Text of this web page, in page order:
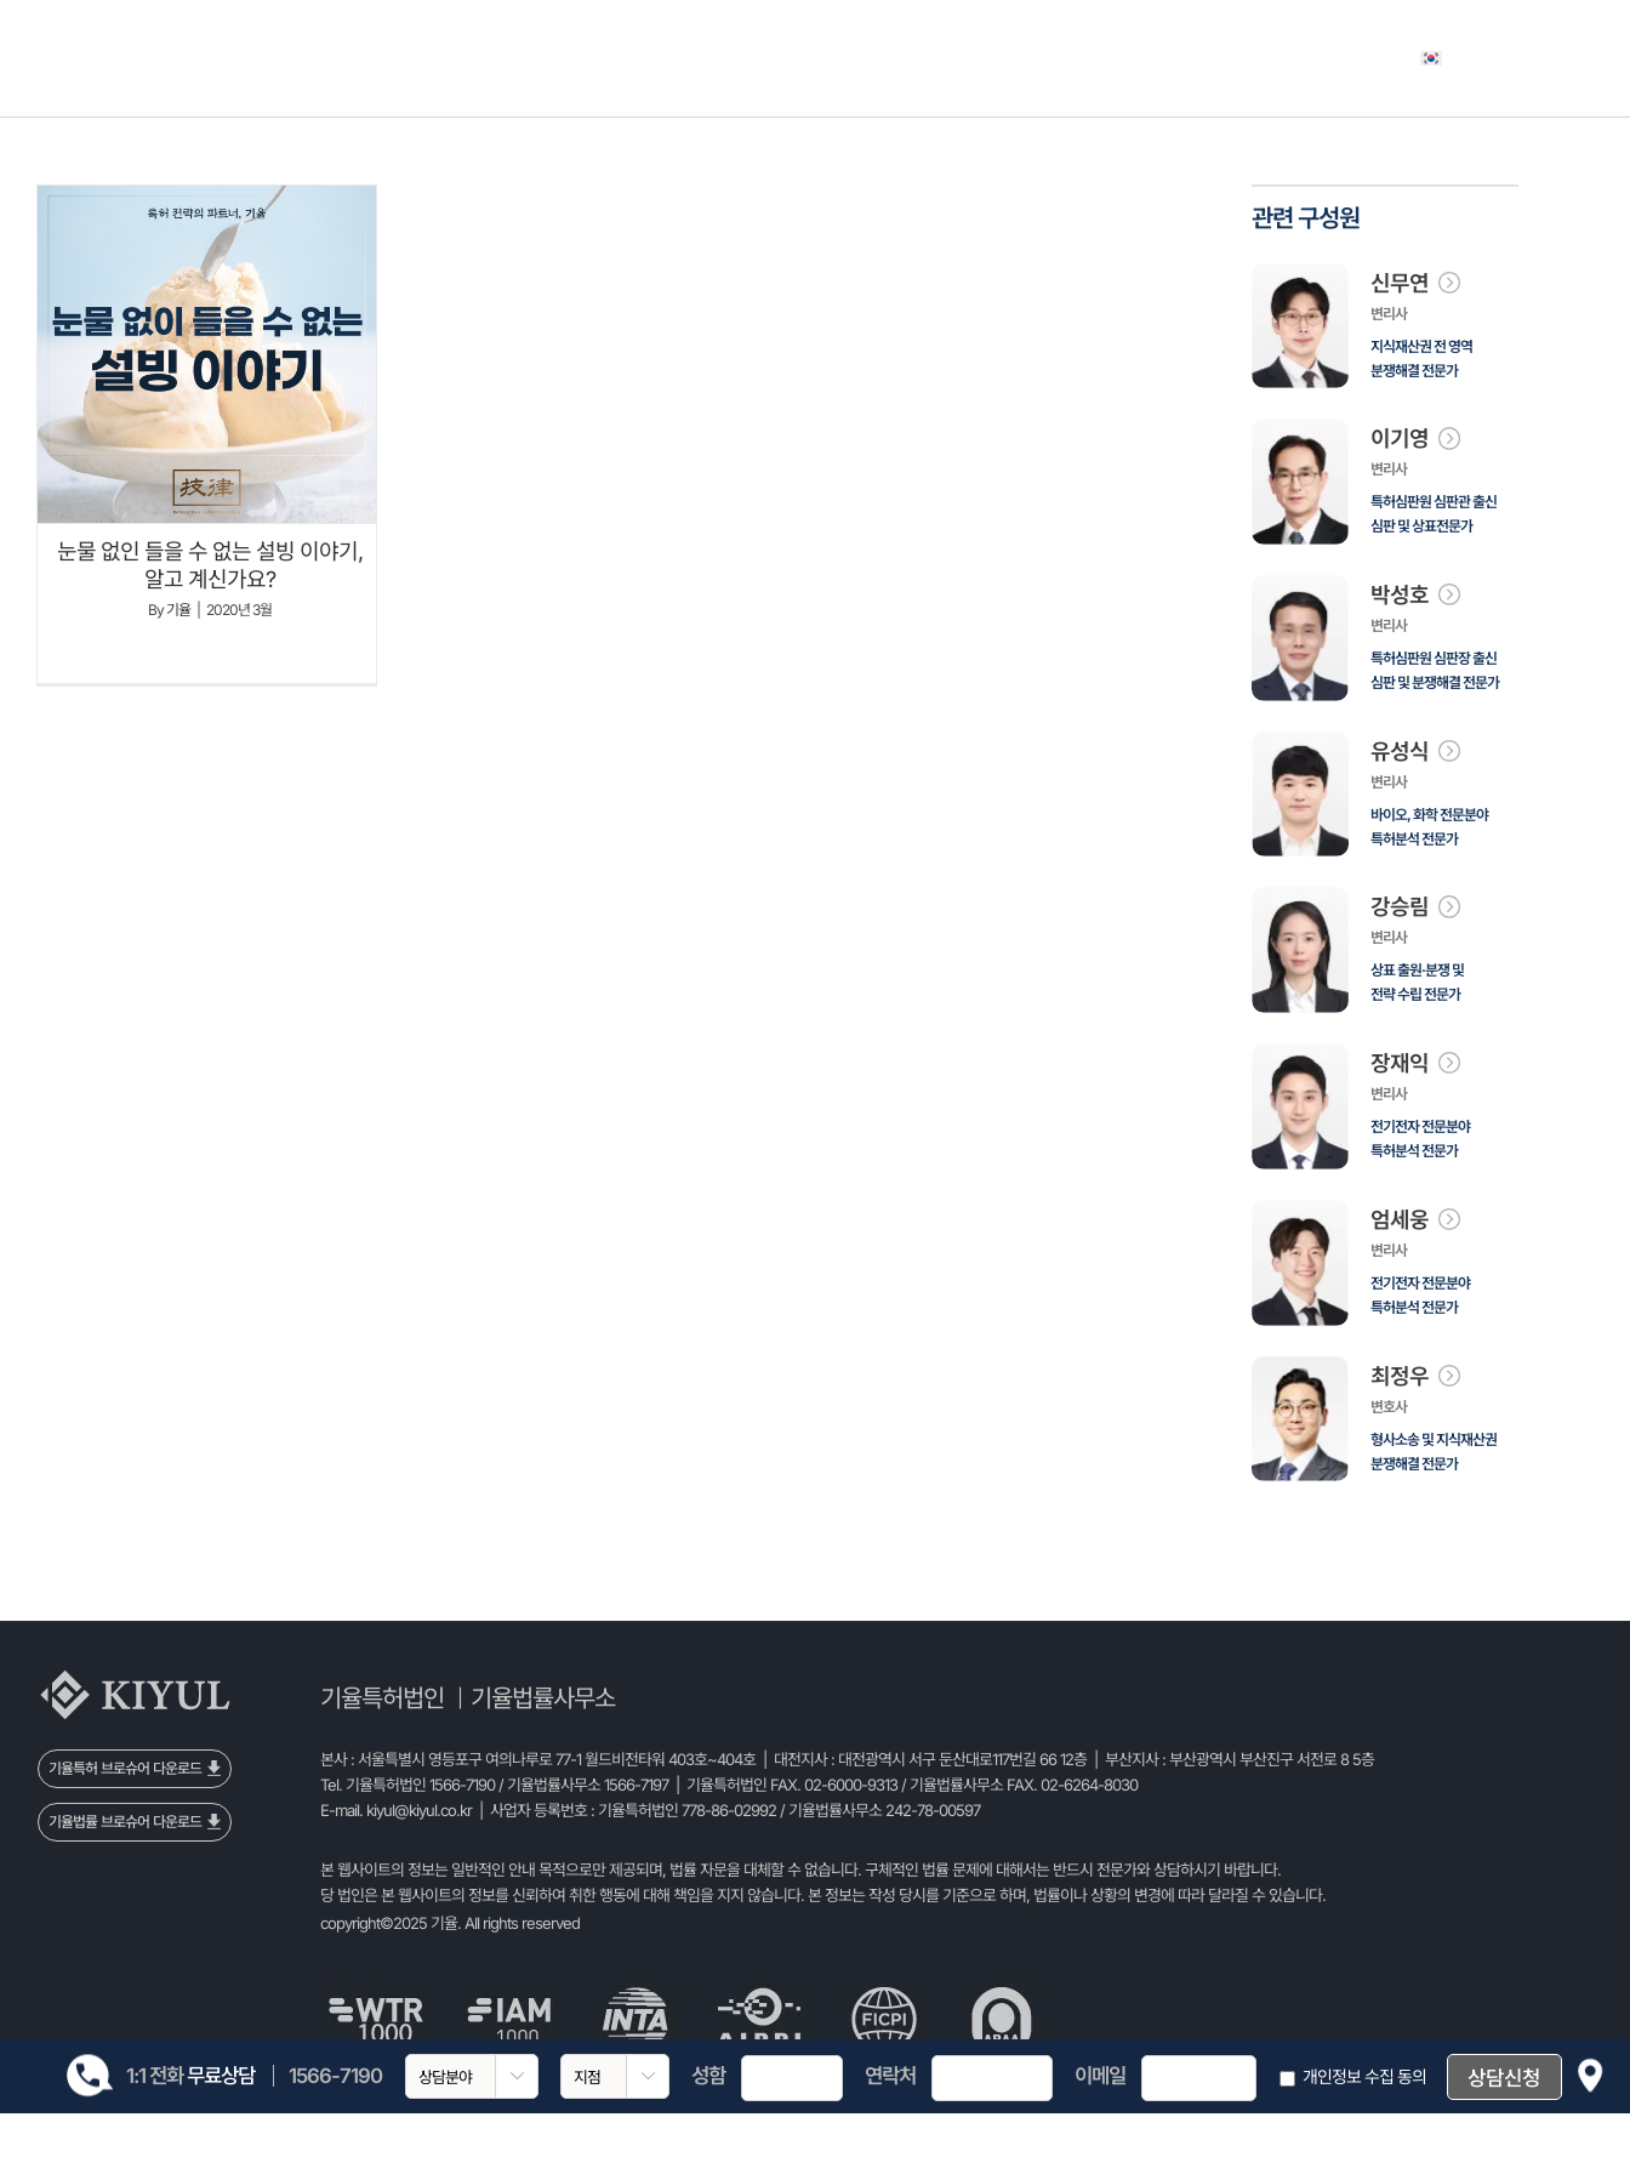
눈물 없인 들을 수 없는 설빙 이야기,
알고 계신가요?
By기율 2020년 3월
관련 구성원
신무연
변리사
지식재산권 전 영역
분쟁해결 전문가
이기영
변리사
특허심판원 심판관 출신
심판 및 상표전문가
박성호
변리사
특허심판원 심판장 출신
심판 및 분쟁해결 전문가
유성식
변리사
바이오, 화학 전문분야
특허분석 전문가
강승림
변리사
상표 출원·분쟁 및
전략 수립 전문가
장재익
변리사
전기전자 전문분야
특허분석 전문가
엄세웅
변리사
전기전자 전문분야
특허분석 전문가
최정우
변호사
형사소송 및 지식재산권
분쟁해결 전문가
기율특허 브로슈어 다운로드
기율법률 브로슈어 다운로드
기율특허법인 기율법률사무소
본사 : 서울특별시 영등포구 여의나루로 77-1 월드비전타워 403호~404호 | 대전지사 : 대전광역시 서구 둔산대로117번길 66 12층 | 부산지사 : 부산광역시 부산진구 서전로 8 5층
Tel. 기율특허법인 1566-7190 / 기율법률사무소 1566-7197 | 기율특허법인 FAX. 02-6000-9313 / 기율법률사무소 FAX. 02-6264-8030
E-mail. kiyul@kiyul.co.kr| 사업자 등록번호 : 기율특허법인 778-86-02992 / 기율법률사무소 242-78-00597
본 웹사이트의 정보는 일반적인 안내 목적으로만 제공되며, 법률 자문을 대체할 수 없습니다. 구체적인 법률 문제에 대해서는 반드시 전문가와 상담하시기 바랍니다.
당 법인은 본 웹사이트의 정보를 신뢰하여 취한 행동에 대해 책임을 지지 않습니다. 본 정보는 작성 당시를 기준으로 하며, 법률이나 상황의 변경에 따라 달라질 수 있습니다.
copyright©2025 기율. All rights reserved
1:1 전화무료상담 1566-7190   성함 연락처 이메일 개인정보 수집 동의